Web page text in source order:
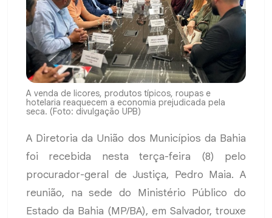
A venda de licores, produtos típicos, roupas e
hotelaria reaquecem a economia prejudicada pela
seca. (Foto: divulgação UPB)
A Diretoria da União dos Municípios da Bahia
foi recebida nesta terça-feira (8) pelo
procurador-geral de Justiça, Pedro Maia. A
reunião, na sede do Ministério Público do
Estado da Bahia (MP/BA), em Salvador, trouxe